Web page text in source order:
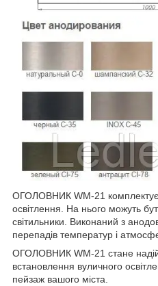
ОГОЛОВНИК WM-21
освітлення. На нього можуть
світильники. Виконаний з
перепадів температур і
ОГОЛОВНИК WM-21 стане
встановлення вуличного
пейзаж вашого міста.